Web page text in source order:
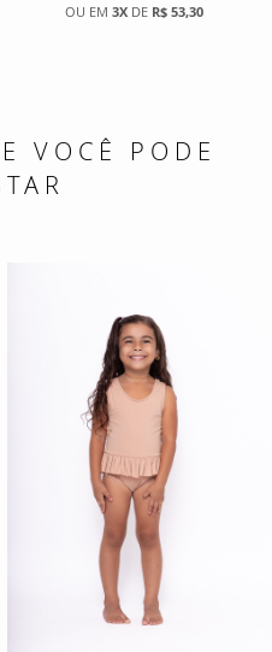
3XDE R$ 53,30
VOCÊ PODE